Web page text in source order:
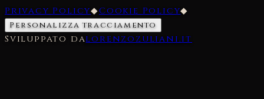
Privacy Policy◆Cookie Policy◆
Personalizza tracciamento
Sviluppato dalorenzozuliani.it